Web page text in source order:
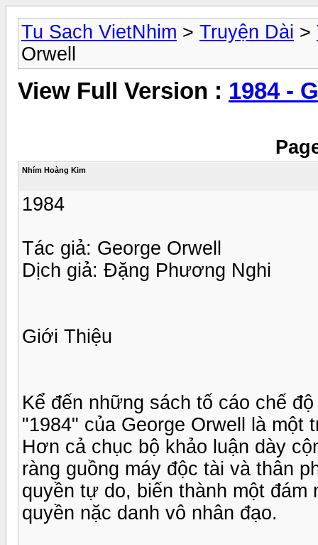
Tu Sach VietNhim > Truyện Dài >
Orwell
View Full Version : 1984 -
Nhím Hoàng Kim
1984
Tác giả: George Orwell
Dịch giả: Đặng Phương Nghi
Giới Thiệu
Kể đến những sách tố cáo chế
"1984" của George Orwell là một
Hơn cả chục bộ khảo luận dày
ràng guồng máy độc tài và thân
quyền tự do, biến thành một đám
quyền nặc danh vô nhân đạo.